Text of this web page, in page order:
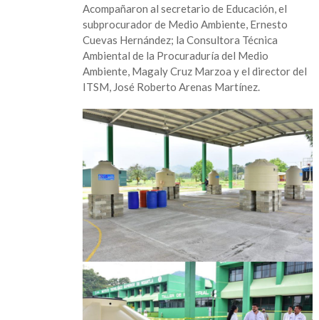
Acompañaron al secretario de Educación, el
subprocurador de Medio Ambiente, Ernesto
Cuevas Hernández; la Consultora Técnica
Ambiental de la Procuraduría del Medio
Ambiente, Magaly Cruz Marzoa y el director del
ITSM, José Roberto Arenas Martínez.